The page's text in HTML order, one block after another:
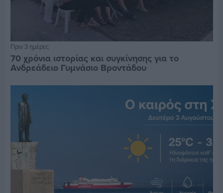
Πριν 3 ημέρες
70 χρόνια ιστορίας και συγκίνησης για το
Ανδρεάδειο Γυμνάσιο Βροντάδου